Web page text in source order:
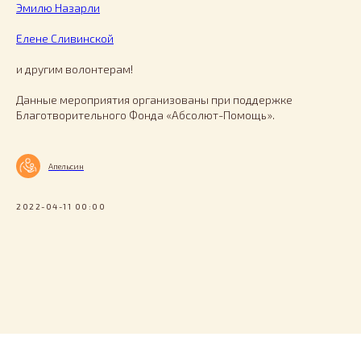
Эмилю Назарли
Елене Сливинской
и другим волонтерам!
Данные мероприятия организованы при поддержке
Благотворительного Фонда «Абсолют-Помощь».
Апельсин
2022-04-11 00:00